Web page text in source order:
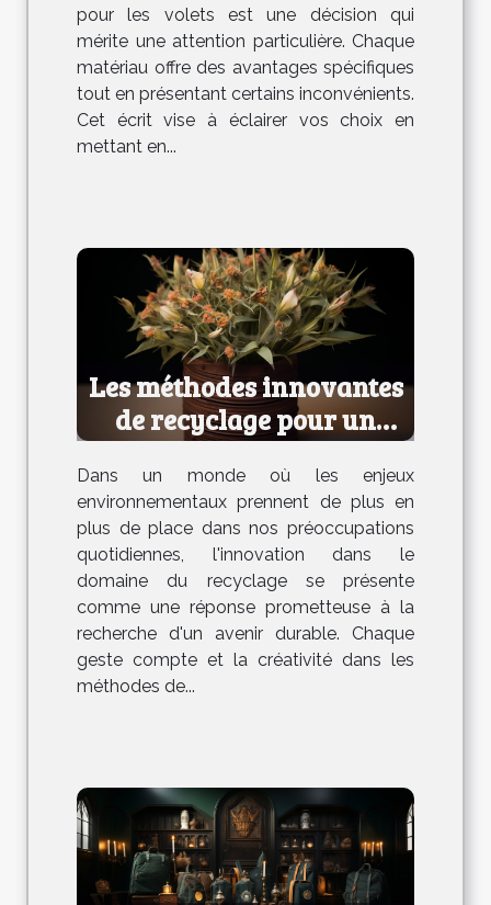
pour les volets est une décision qui
mérite une attention particulière. Chaque
matériau offre des avantages spécifiques
tout en présentant certains inconvénients.
Cet écrit vise à éclairer vos choix en
mettant en...
Les méthodes innovantes
de recyclage pour un
avenir durable
Dans un monde où les enjeux
environnementaux prennent de plus en
plus de place dans nos préoccupations
quotidiennes, l'innovation dans le
domaine du recyclage se présente
comme une réponse prometteuse à la
recherche d'un avenir durable. Chaque
geste compte et la créativité dans les
méthodes de...